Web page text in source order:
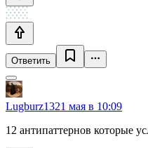
Ответить
Lugburz1321 мая в 10:09
12 антипаттернов которые